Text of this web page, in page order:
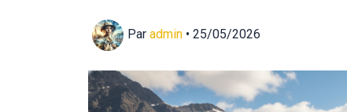
Par admin • 25/05/2026